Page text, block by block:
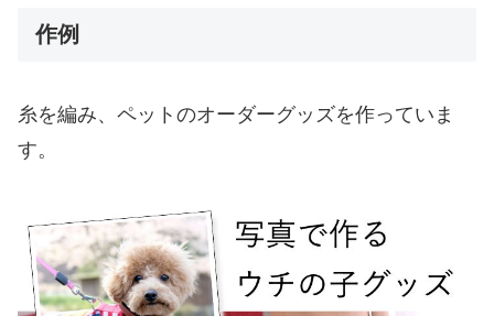
作例
糸を編み、ペットのオーダーグッズを作っていま
す。